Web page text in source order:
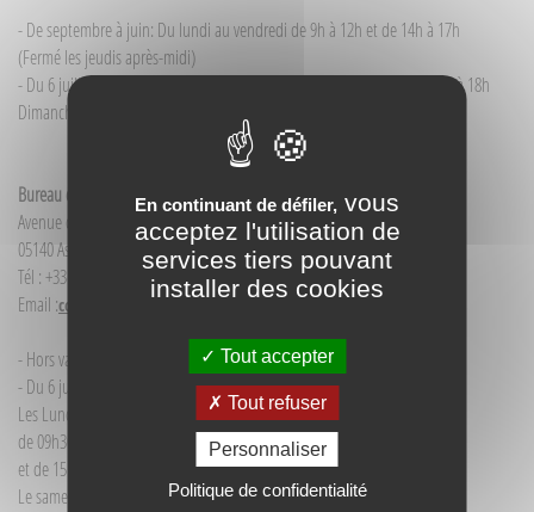
- De septembre à juin: Du lundi au vendredi de 9h à 12h et de 14h à 17h
(Fermé les jeudis après-midi)
- Du 6 juillet / au 30 août : du lundi au samedi de 9h à 12h00 et de 14h à 18h
Dimanche et jour férié : 9h à 12h00
Bureau d'Informations touristiques Aspres-sur-Buëch
Avenue de la Gare
05140 Aspres-sur-Buëch - France
Tél : +33(0)4 92 58 68 88
Email :contact@sources-du-buech.com
- Hors vacances d'été : mardi de 9h30 à 12h00
- Du 6 juillet au 30 août :
Les Lundi et Mercredi
de 09h30 à 12h30
et de 15h30 à 18h00
Le samedi matin de 09h30 à 12h30
En continuant de défiler, vous
acceptez l'utilisation de
services tiers pouvant
installer des cookies
Tout accepter
Tout refuser
Personnaliser
Politique de confidentialité